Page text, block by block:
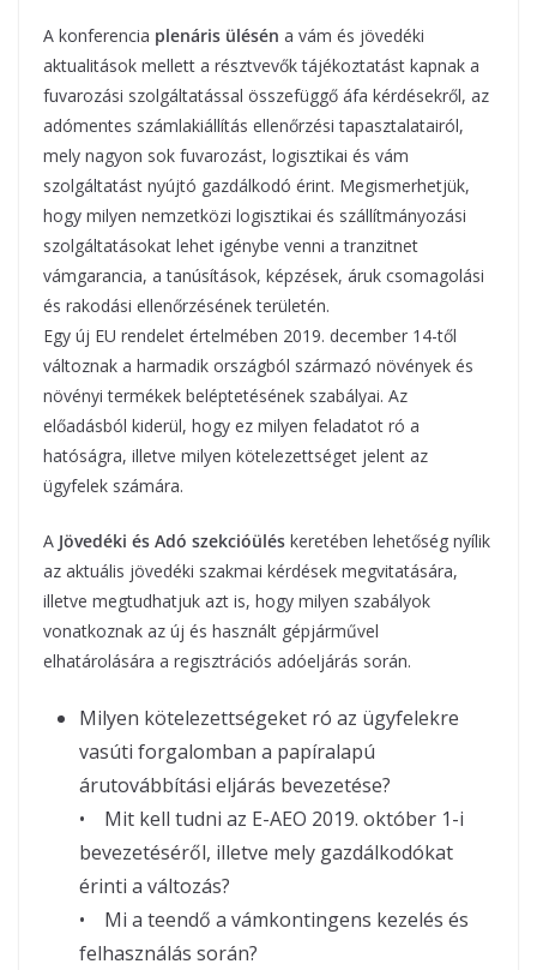
A konferencia plenáris ülésén a vám és jövedéki
aktualitások mellett a résztvevők tájékoztatást kapnak a
fuvarozási szolgáltatással összefüggő áfa kérdésekről, az
adómentes számlakiállítás ellenőrzési tapasztalatairól,
mely nagyon sok fuvarozást, logisztikai és vám
szolgáltatást nyújtó gazdálkodó érint. Megismerhetjük,
hogy milyen nemzetközi logisztikai és szállítmányozási
szolgáltatásokat lehet igénybe venni a tranzitnet
vámgarancia, a tanúsítások, képzések, áruk csomagolási
és rakodási ellenőrzésének területén.
Egy új EU rendelet értelmében 2019. december 14-től
változnak a harmadik országból származó növények és
növényi termékek beléptetésének szabályai. Az
előadásból kiderül, hogy ez milyen feladatot ró a
hatóságra, illetve milyen kötelezettséget jelent az
ügyfelek számára.
A Jövedéki és Adó szekcióülés keretében lehetőség nyílik
az aktuális jövedéki szakmai kérdések megvitatására,
illetve megtudhatjuk azt is, hogy milyen szabályok
vonatkoznak az új és használt gépjárművel
elhatárolására a regisztrációs adóeljárás során.
Milyen kötelezettségeket ró az ügyfelekre
vasúti forgalomban a papíralapú
árutovábbítási eljárás bevezetése?
• Mit kell tudni az E-AEO 2019. október 1-i
bevezetéséről, illetve mely gazdálkodókat
érinti a változás?
• Mi a teendő a vámkontingens kezelés és
felhasználás során?